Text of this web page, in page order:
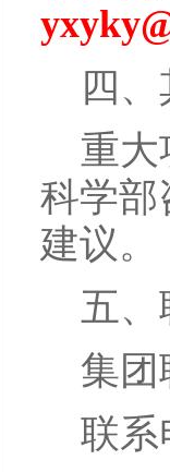
四
重大
科学部
建议。
五、
集团
联系